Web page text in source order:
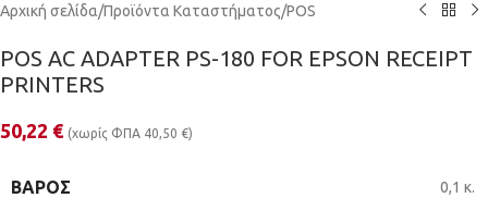
Αρχική σελίδα/Προϊόντα Καταστήματος/POS
POS AC ADAPTER PS-180 FOR EPSON RECEIPT
PRINTERS
50,22 € (χωρίς ΦΠΑ 40,50 €)
ΒΆΡΟΣ 0,1 κ.